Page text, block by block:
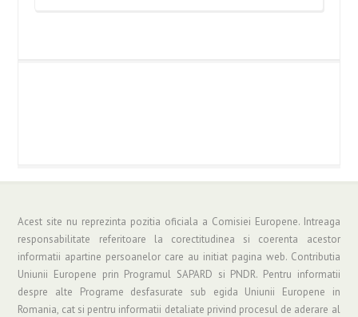
Acest site nu reprezinta pozitia oficiala a Comisiei Europene. Intreaga
responsabilitate referitoare la corectitudinea si coerenta acestor
informatii apartine persoanelor care au initiat pagina web. Contributia
Uniunii Europene prin Programul SAPARD si PNDR. Pentru informatii
despre alte Programe desfasurate sub egida Uniunii Europene in
Romania, cat si pentru informatii detaliate privind procesul de aderare al